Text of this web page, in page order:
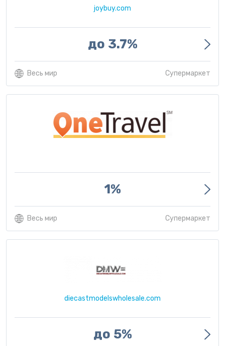
joybuy.com
до 3.7%
Весь мир Супермаркет
1%
Весь мир Супермаркет
diecastmodelswholesale.com
до 5%